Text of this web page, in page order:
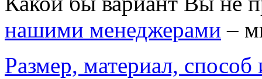
нашими менеджерами –
Размер, материал, способ